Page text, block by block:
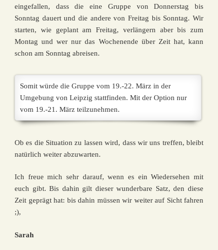
eingefallen, dass die eine Gruppe von Donnerstag bis
Sonntag dauert und die andere von Freitag bis Sonntag. Wir
starten, wie geplant am Freitag, verlängern aber bis zum
Montag und wer nur das Wochenende über Zeit hat, kann
schon am Sonntag abreisen.
Somit würde die Gruppe vom 19.-22. März in der
Umgebung von Leipzig stattfinden. Mit der Option nur
vom 19.-21. März teilzunehmen.
Ob es die Situation zu lassen wird, dass wir uns treffen, bleibt
natürlich weiter abzuwarten.
Ich freue mich sehr darauf, wenn es ein Wiedersehen mit
euch gibt. Bis dahin gilt dieser wunderbare Satz, den diese
Zeit geprägt hat: bis dahin müssen wir weiter auf Sicht fahren
;),
Sarah